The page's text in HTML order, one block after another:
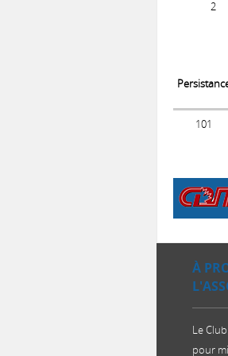
2
101
À
Le
pour